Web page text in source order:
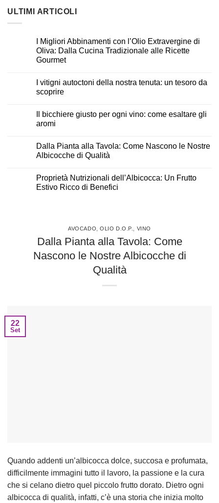
AVOCADO,OLIO D.O.P., VINO
Dalla Pianta alla Tavola: Come
Nascono le Nostre Albicocche di
Qualità
22
Set
Quando addenti un’albicocca dolce, succosa e profumata,
difficilmente immagini tutto il lavoro, la passione e la cura
che si celano dietro quel piccolo frutto dorato. Dietro ogni
albicocca di qualità, infatti, c’è una storia che inizia molto
ULTIMI ARTICOLI
I Migliori Abbinamenti con l’Olio Extravergine di
Oliva: Dalla Cucina Tradizionale alle Ricette
Gourmet
I vitigni autoctoni della nostra tenuta: un tesoro da
scoprire
Il bicchiere giusto per ogni vino: come esaltare gli
aromi
Dalla Pianta alla Tavola: Come Nascono le Nostre
Albicocche di Qualità
Proprietà Nutrizionali dell’Albicocca: Un Frutto
Estivo Ricco di Benefici